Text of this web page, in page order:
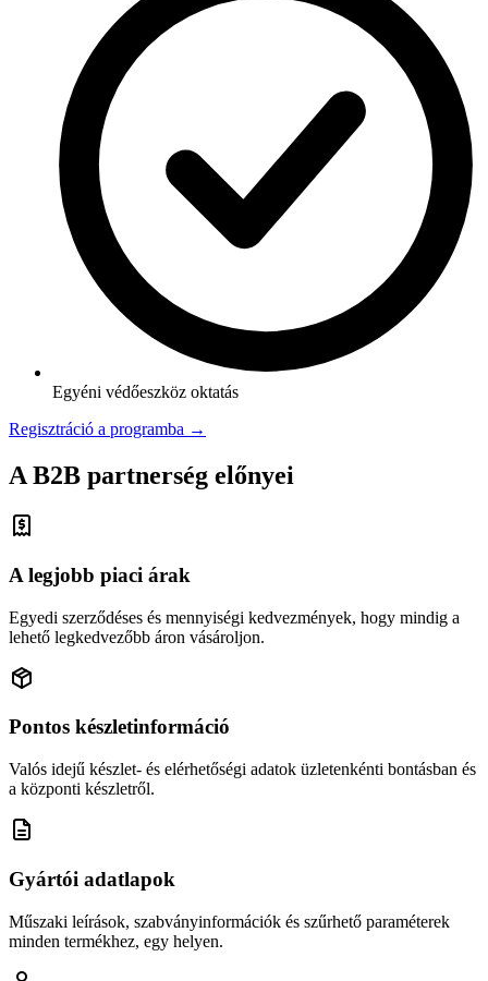
Egyéni védőeszköz oktatás
Regisztráció a programba →
A B2B partnerség előnyei
A legjobb piaci árak
Egyedi szerződéses és mennyiségi kedvezmények, hogy mindig a
lehető legkedvezőbb áron vásároljon.
Pontos készletinformáció
Valós idejű készlet- és elérhetőségi adatok üzletenkénti bontásban és
a központi készletről.
Gyártói adatlapok
Műszaki leírások, szabványinformációk és szűrhető paraméterek
minden termékhez, egy helyen.